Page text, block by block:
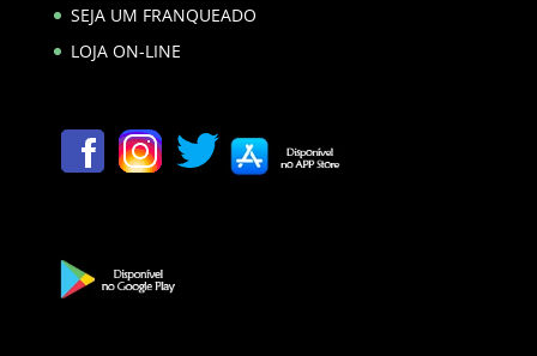
SEJA UM FRANQUEADO
LOJA ON-LINE